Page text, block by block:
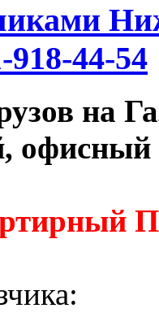
918-44-54
на
офисный